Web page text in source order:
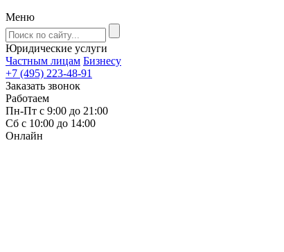
Меню
Юридические услуги
Частным лицам Бизнесу
+7 (495) 223-48-91
Заказать звонок
Работаем
Пн-Пт с 9:00 до 21:00
Сб с 10:00 до 14:00
Онлайн